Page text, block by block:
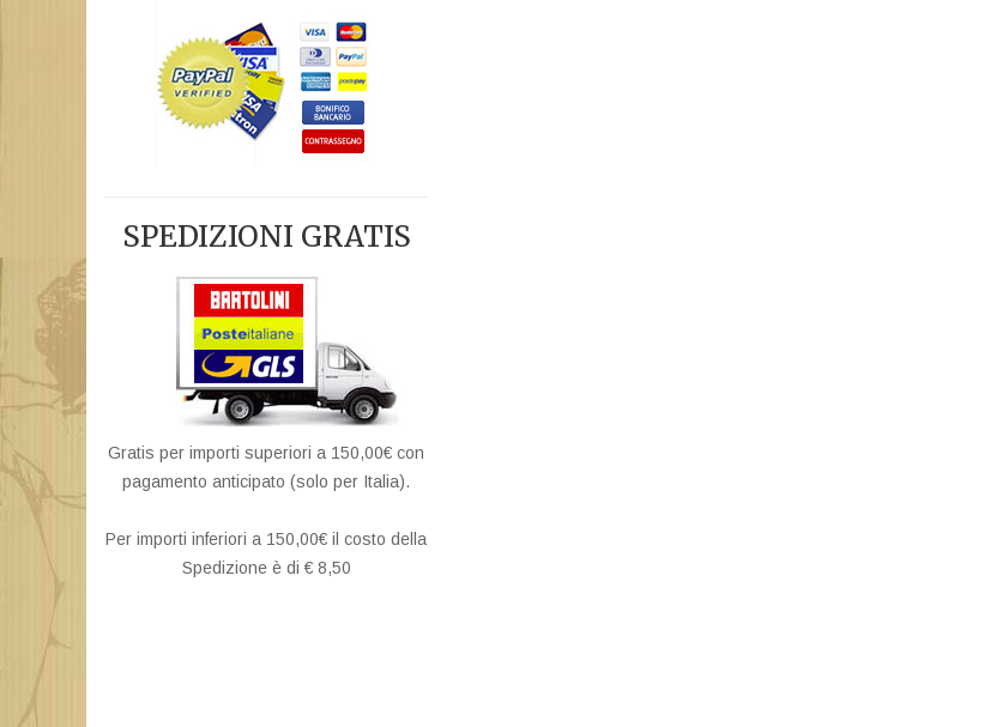
SPEDIZIONI GRATIS
Gratis per importi superiori a 150,00€ con
pagamento anticipato (solo per Italia).
Per importi inferiori a 150,00€ il costo della
Spedizione è di € 8,50